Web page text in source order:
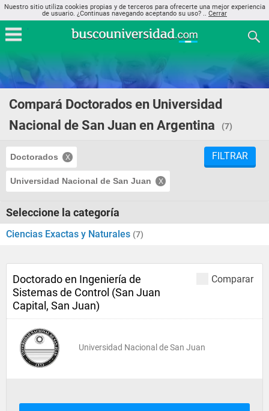
Nuestro sitio utiliza cookies propias y de terceros para ofrecerte una mejor experiencia
de usuario. ¿Continuas navegando aceptando su uso? .. Cerrar
Compará Doctorados en Universidad
Nacional de San Juan en Argentina
(7)
Doctorados
Universidad Nacional de San Juan
FILTRAR
Seleccione la categoría
Ciencias Exactas y Naturales (7)
Comparar
Doctorado en Ingeniería de
Sistemas de Control (San Juan
Capital, San Juan)
Universidad Nacional de San Juan